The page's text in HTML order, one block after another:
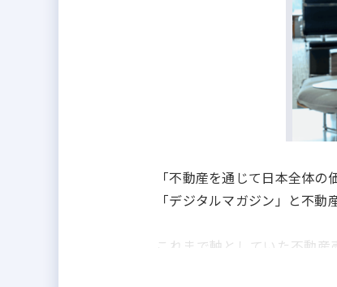
「不動産を通じて日本全体
「デジタルマガジン」と不動
これまで軸としていた不動